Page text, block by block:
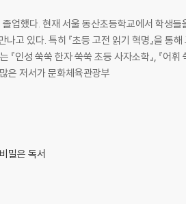
있습니다.
한 ‘우리나라 대표 필수 고전문학 23선’을
독서력이 쑥쑥 자라날 것입니다.
진 필독서
부터 동화책 등으로 접해왔던 「흥부전」, 「심
고전이 이해하기 쉽고 재미있게 구성되어 있
려 시선을 사로잡고, 작품의 줄거리를 아이
록 돕습니다. 이 부분은 중고등학교 때 시험
업했다. 현재 서울 동산초등학교에서 학생
고 있다. 특히 『초등 고전 읽기 혁명』을
은 저서가 문화체육관광부
밀은 독서